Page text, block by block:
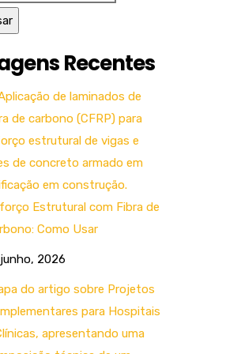
Recentes
Estrutural com Fibra de
Como Usar
2026